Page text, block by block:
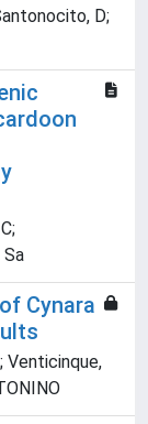
D;
Cynara
Venticinque,